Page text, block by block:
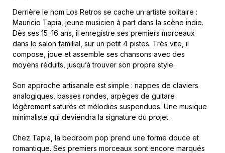
Derrière le nom Los Retros se cache un artiste solitaire :
Mauricio Tapia, jeune musicien à part dans la scène indie.
Dès ses 15–16 ans, il enregistre ses premiers morceaux
dans le salon familial, sur un petit 4 pistes. Très vite, il
compose, joue et assemble ses chansons avec des
moyens réduits, jusqu’à trouver son propre style.
Son approche artisanale est simple : nappes de claviers
analogiques, basses rondes, arpèges de guitare
légèrement saturés et mélodies suspendues. Une musique
minimaliste qui deviendra la signature du projet.
Chez Tapia, la bedroom pop prend une forme douce et
romantique. Ses premiers morceaux sont encore marqués